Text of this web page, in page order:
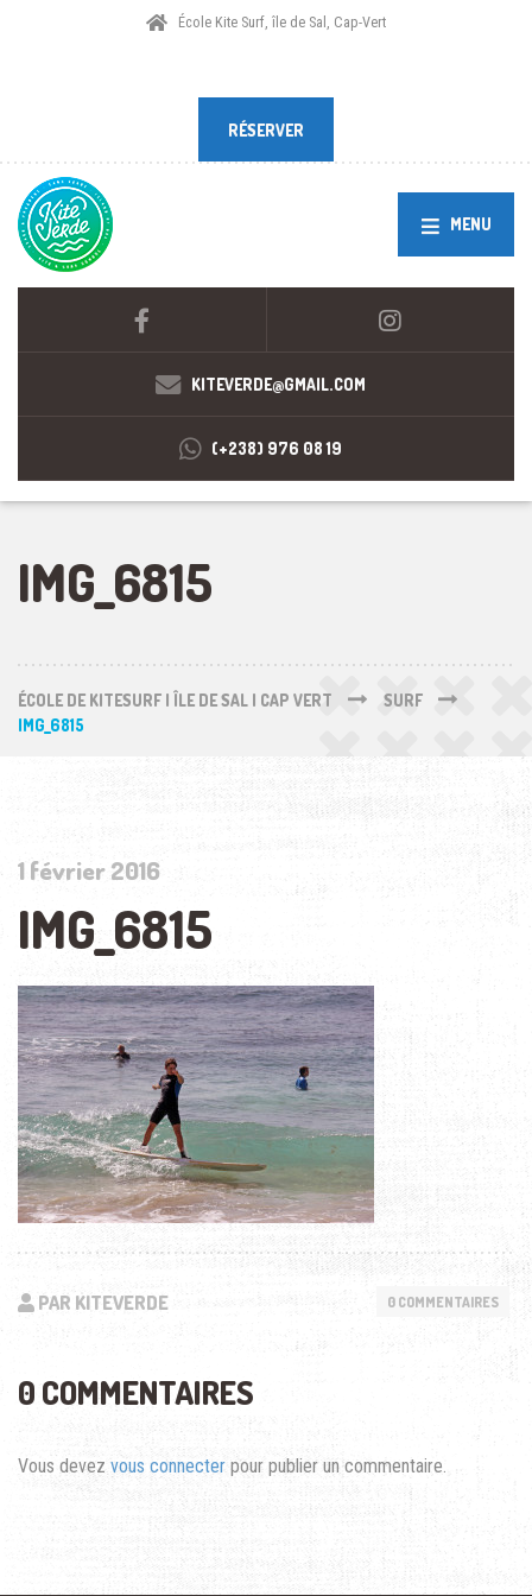
École Kite Surf, île de Sal, Cap-Vert
RÉSERVER
MENU
KITEVERDE@GMAIL.COM
(+238) 976 08 19
IMG_6815
ÉCOLE DE KITESURF | ÎLE DE SAL | CAP VERT
SURF
IMG_6815
1 février 2016
IMG_6815
PAR KITEVERDE 0 COMMENTAIRES
0 COMMENTAIRES
Vous devez vous connecter pour publier un commentaire.